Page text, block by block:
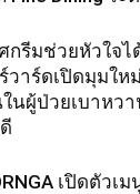
กรีมช่วยหัวใจไ
วาร์ดเปิดมุมใ
นผู้ป่วยเบาหว
เปิดตัวเ